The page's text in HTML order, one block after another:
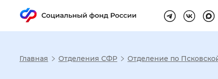
Настройка
Главная Отделения СФР Отделение по